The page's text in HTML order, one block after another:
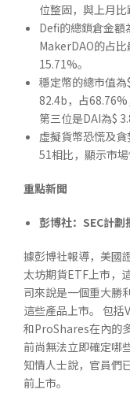
位整固，與上月比
Defi的總鎖倉金額
MakerDAO的占
15.71%。
穩定幣的總市值
82.4b，占68.76%
第三位是DAI為$
虛擬貨幣恐慌及
51相比，顯示市場
重點新聞
彭博社：SEC計
據彭博社報導，美國
太坊期貨ETF上市，
司來說是一個重大勝
這些產品上市。 包
和ProShares在內的
前尚無法立即確定哪
知情人士說，官員們
前上市。